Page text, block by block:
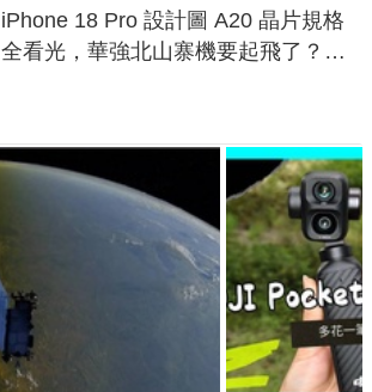
iPhone 18 Pro 設計圖 A20 晶片規格
全看光，華強北山寨機要起飛了？專